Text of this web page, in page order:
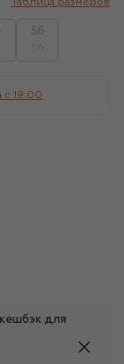
Таблица размеров
c 19:00
для